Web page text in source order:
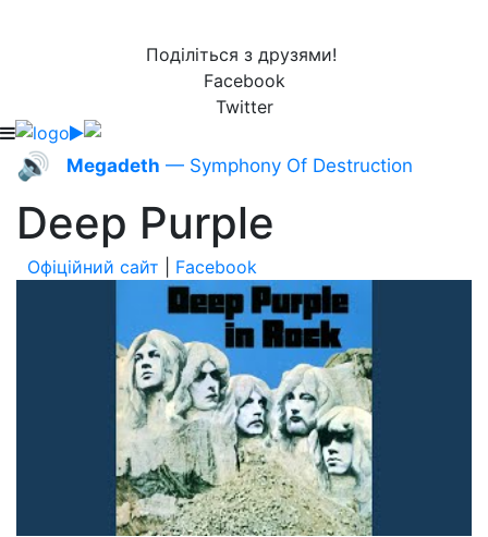
Поділіться з друзями!
Facebook
Twitter
🔊 Megadeth — Symphony Of Destruction
Deep Purple
Офіційний сайт Facebook